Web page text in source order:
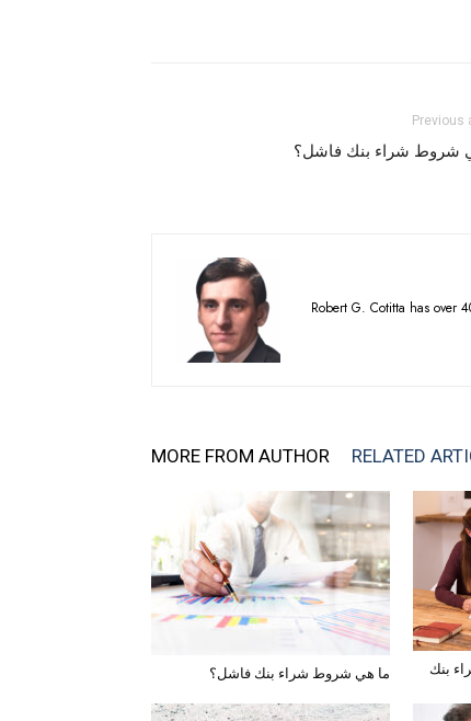
Previous
شروط شراء بنك فاشل؟
Robert G. Cotitta has over
RELATED
MORE FROM AUTHOR
ما هي شروط شراء بنك فاشل؟ بنك